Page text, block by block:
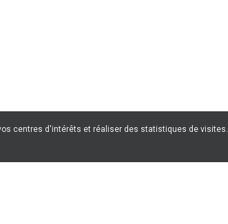
centres d'intérêts et réaliser des statistiques de visites.